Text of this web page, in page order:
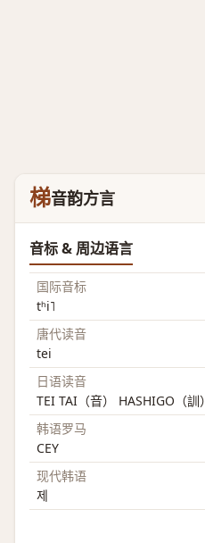
梯音韵方言
音标 & 周边语言
国际音标
tʰi˥
唐代读音
tei
日语读音
TEI TAI（音） HASHIGO（訓）
韩语罗马
CEY
现代韩语
제